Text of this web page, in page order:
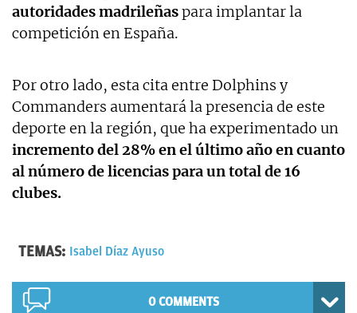
autoridades madrileñaspara implantar la
competición en España.
Por otro lado, esta cita entre Dolphins y
Commanders aumentará la presencia de este
deporte en la región, que ha experimentado un
incremento del 28% en el último año en cuanto
al número de licencias para un total de 16
clubes.
TEMAS: Isabel Díaz Ayuso
0 COMMENTS